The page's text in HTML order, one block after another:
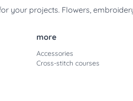
your projects. Flowers,
more
Accessories
Cross-stitch courses